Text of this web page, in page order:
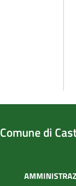
Comune di